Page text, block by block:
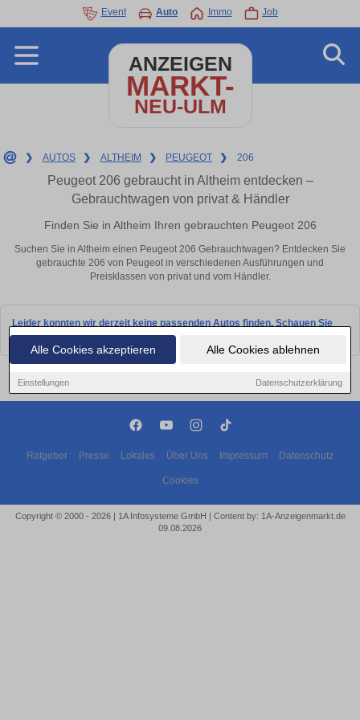
Alle Cookies akzeptieren Alle Cookies ablehnen
Einstellungen Datenschutzerklärung
Event Auto Immo Job
ANZEIGEN
MARKT-
NEU-ULM
❯ AUTOS ❯ ALTHEIM ❯ PEUGEOT ❯ 206
Peugeot 206 gebraucht in Altheim entdecken –
Gebrauchtwagen von privat & Händler
Finden Sie in Altheim Ihren gebrauchten Peugeot 206
Suchen Sie in Altheim einen Peugeot 206 Gebrauchtwagen? Entdecken Sie
gebrauchte 206 von Peugeot in verschiedenen Ausführungen und
Preisklassen von privat und vom Händler.
Leider konnten wir derzeit keine passenden Autos finden. Schauen Sie
bald wieder vorbei!
Ratgeber Presse Lokales Über Uns Impressum Datenschutz
Cookies
Copyright © 2000 - 2026 | 1A Infosysteme GmbH | Content by: 1A-Anzeigenmarkt.de
09.08.2026